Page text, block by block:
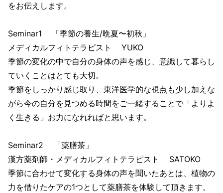
をお伝えします。
Seminar1 「季節の養生/晩夏〜初秋」
メディカルフィトテラピスト YUKO
季節の変化の中で自分の身体の声を感じ、意識して暮らし
ていくことはとても大切。
季節をしっかり感じ取り、東洋医学的な視点も少し加えな
がら今の自分を見つめる時間をご一緒することで「よりよ
く生きる」お力になれればと思います。
Seminar2 「薬膳茶」
漢方薬剤師・メディカルフィトテラピスト SATOKO
季節に合わせて変化する身体の声を聞いたあとは、植物の
力を借りたケアの1つとして薬膳茶を体験して頂きます。